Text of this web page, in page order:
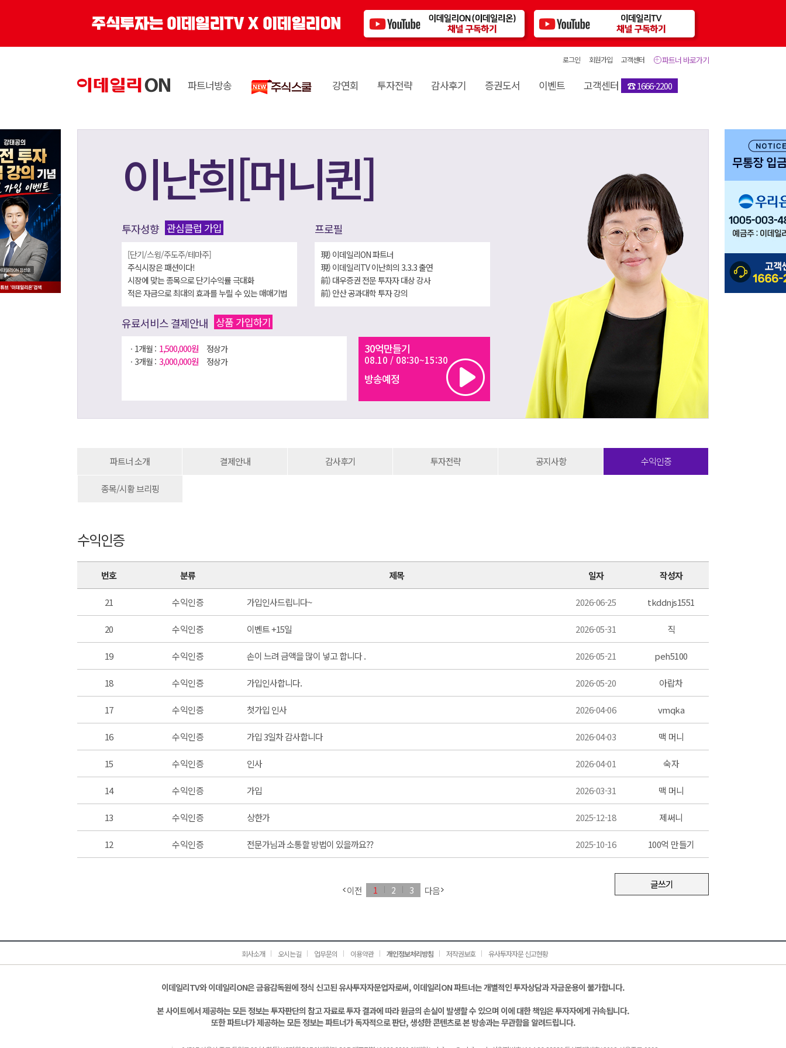
파트너 바로가기
로그인 회원가입 고객센터
파트너방송 강연회 투자전략 감사후기 증권도서 이벤트 고객센터 ☎ 1666-2200
이난희[머니퀸]
투자성향 관심클럽 가입
[단기/스윙/주도주/테마주]
주식시장은 패션이다!
시장에 맞는 종목으로 단기수익률 극대화
적은 자금으로 최대의 효과를 누릴 수 있는 매매기법
프로필
現) 이데일리ON 파트너
現) 이데일리TV 이난희의 3.3.3 출연
前) 대우증권 전문 투자자 대상 강사
前) 안산 공과대학 투자 강의
2) 주식으로 10억만들기(21세기 북스)
3) 파동을 알면 30억이 보인다.(한국경제신문i)
5) 테마주를 알면 30억이 보인다.(한국경제신문i)
유료서비스 결제안내 상품 가입하기
ㆍ1개월 : 1,500,000원
정상가
ㆍ3개월 : 3,000,000원 정상가
30억만들기
08.10 / 08:30~15:30
방송예정
파트너 소개 결제안내 감사후기 투자전략 공지사항 수익인증
종목/시황 브리핑
수익인증
번호 분류 제목 일자 작성자
21 수익인증 가입인사드립니다~ 2026-06-25 tkddnjs1551
20 수익인증 이벤트 +15일 2026-05-31 직
19 수익인증 손이 느려 금액을 많이 넣고 합니다 . 2026-05-21 peh5100
18 수익인증 가입인사합니다. 2026-05-20 아랍차
17 수익인증 첫가입 인사 2026-04-06 vmqka
16 수익인증 가입 3일차 감사합니다 2026-04-03 맥 머니
15 수익인증 인사 2026-04-01 숙자
14 수익인증 가입 2026-03-31 맥 머니
13 수익인증 상한가 2025-12-18 제써니
12 수익인증 전문가님과 소통할 방법이 있을까요?? 2025-10-16 100억 만들기
이전 1 2 3 다음
글쓰기
회사소개 오시는길 업무문의 이용약관 개인정보처리방침 저작권보호 유사투자자문 신고현황
이데일리TV와 이데일리ON은 금융감독원에 정식 신고된 유사투자자문업자로써, 이데일리ON 파트너는 개별적인 투자상담과 자금운용이 불가합니다.
본 사이트에서 제공하는 모든 정보는 투자판단의 참고 자료로 투자 결과에 따라 원금의 손실이 발생할 수 있으며 이에 대한 책임은 투자자에게 귀속됩니다.
또한 파트너가 제공하는 모든 정보는 파트너가 독자적으로 판단, 생성한 콘텐츠로 본 방송과는 무관함을 알려드립니다.